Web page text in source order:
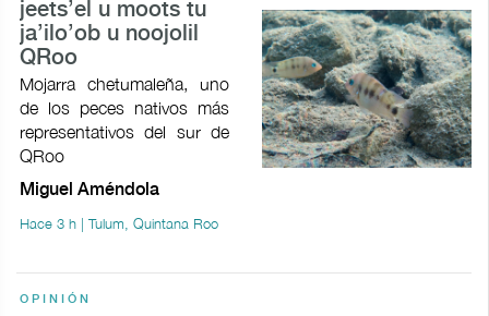
jeets’el u moots tu
ja’ilo’ob u noojolil
QRoo
Mojarra chetumaleña, uno
de los peces nativos más
representativos del sur de
QRoo
Miguel Améndola
Hace 3 h | Tulum, Quintana Roo
OPINIÓN